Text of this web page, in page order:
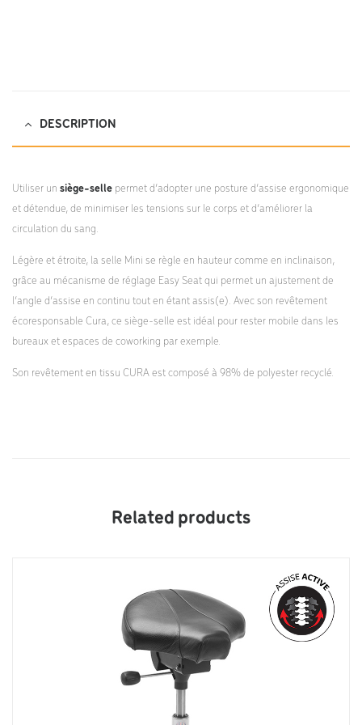
DESCRIPTION
Utiliser un siège-selle permet d’adopter une posture d’assise ergonomique
et détendue, de minimiser les tensions sur le corps et d’améliorer la
circulation du sang.
Légère et étroite, la selle Mini se règle en hauteur comme en inclinaison,
grâce au mécanisme de réglage Easy Seat qui permet un ajustement de
l’angle d’assise en continu tout en étant assis(e). Avec son revêtement
écoresponsable Cura, ce siège-selle est idéal pour rester mobile dans les
bureaux et espaces de coworking par exemple.
Son revêtement en tissu CURA est composé à 98% de polyester recyclé.
Related products